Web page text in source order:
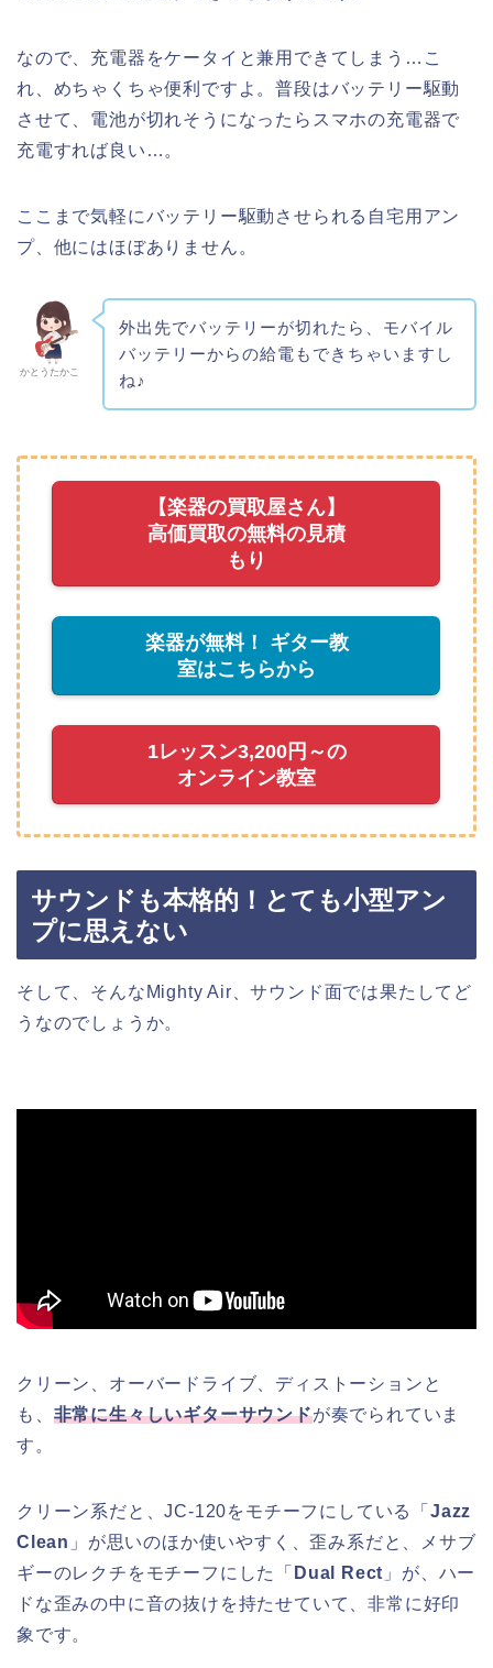
なので、充電器をケータイと兼用できてしまう…こ
れ、めちゃくちゃ便利ですよ。普段はバッテリー駆動
させて、電池が切れそうになったらスマホの充電器で
充電すれば良い…。
ここまで気軽にバッテリー駆動させられる自宅用アン
プ、他にはほぼありません。
かとうたかこ
外出先でバッテリーが切れたら、モバイル
バッテリーからの給電もできちゃいますし
ね♪
【楽器の買取屋さん】
高価買取の無料の見積
もり
楽器が無料！ ギター教
室はこちらから
1レッスン3,200円～の
オンライン教室
サウンドも本格的！とても小型アン
プに思えない
そして、そんなMighty Air、サウンド面では果たしてど
うなのでしょうか。
クリーン、オーバードライブ、ディストーションと
も、 非常に生々しいギターサウンドが奏でられていま
す。
クリーン系だと、JC-120をモチーフにしている「 Jazz
Clean 」が思いのほか使いやすく、歪み系だと、メサブ
ギーのレクチをモチーフにした「 Dual Rect 」が、ハー
ドな歪みの中に音の抜けを持たせていて、非常に好印
象です。